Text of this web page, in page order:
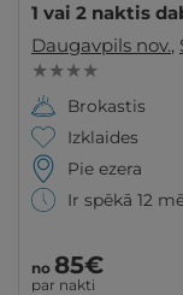
1 vai 2 naktis
Daugavpils nov.,
★ ★ ★ ★
Brokastis
Izklaides
Pie ezera
Ir spēkā 12
no 85€
par nakti